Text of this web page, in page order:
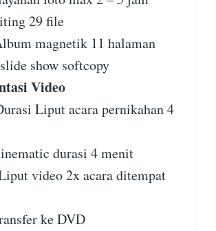
29 file
magnetik 11 halaman
show softcopy
Video
Liput acara pernikahan 4
durasi 4 menit
video 2x acara ditempat
ke DVD